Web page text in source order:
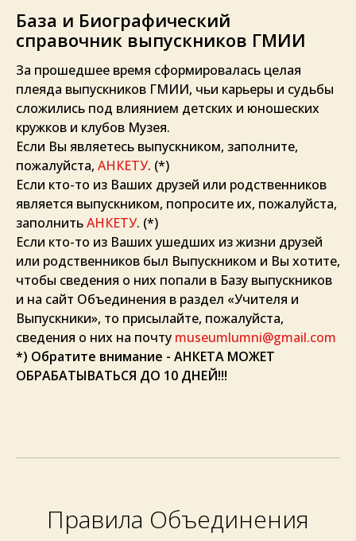
База и Биографический
справочник выпускников ГМИИ
За прошедшее время сформировалась целая
плеяда выпускников ГМИИ, чьи карьеры и судьбы
сложились под влиянием детских и юношеских
кружков и клубов Музея.
Если Вы являетесь выпускником, заполните,
пожалуйста, АНКЕТУ. (*)
Если кто-то из Ваших друзей или родственников
является выпускником, попросите их, пожалуйста,
заполнитьАНКЕТУ. (*)
Если кто-то из Ваших ушедших из жизни друзей
или родственников был Выпускником и Вы хотите,
чтобы сведения о них попали в Базу выпускников
и на сайт Объединения в раздел «Учителя и
Выпускники», то присылайте, пожалуйста,
сведения о них на почту museumlumni@gmail.com
*) Обратите внимание - АНКЕТА МОЖЕТ
ОБРАБАТЫВАТЬСЯ ДО 10 ДНЕЙ!!!
Правила Объединения